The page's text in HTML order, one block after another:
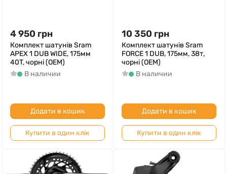
4 950 грн
Комплект шатунів Sram
APEX 1 DUB WIDE, 175мм
40T, чорні (OEM)
В наличии
Додати в кошик
Купити в один клік
10 350 грн
Комплект шатунів Sram
FORCE 1 DUB, 175мм, 38т,
чорні (OEM)
В наличии
Додати в кошик
Купити в один клік